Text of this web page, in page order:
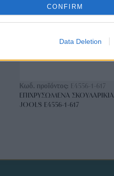
CONFIRM
Data Deletion
Κωδ. προϊόντος: E4556-1-617
ΕΠΙΧΡΥΣΩΜΈΝΑ ΣΚΟΥΛΑΡΊΚΙΑ
JOOLS E4556-1-617